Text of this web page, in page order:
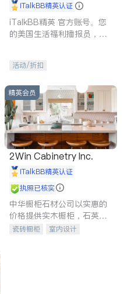
iTalkBB精英认证
iTalkBB精英 官方账号。您
的美国生活福利播报员，精
专属福利。
活动/折扣
精英会员
2Win Cabinetry Inc.
iTalkBB精英认证
执照已核实
中华橱柜石材公司以实惠的
价格提供实木橱柜，石英石
台面，多种优质不锈钢水
瓷砖橱柜
室内设计